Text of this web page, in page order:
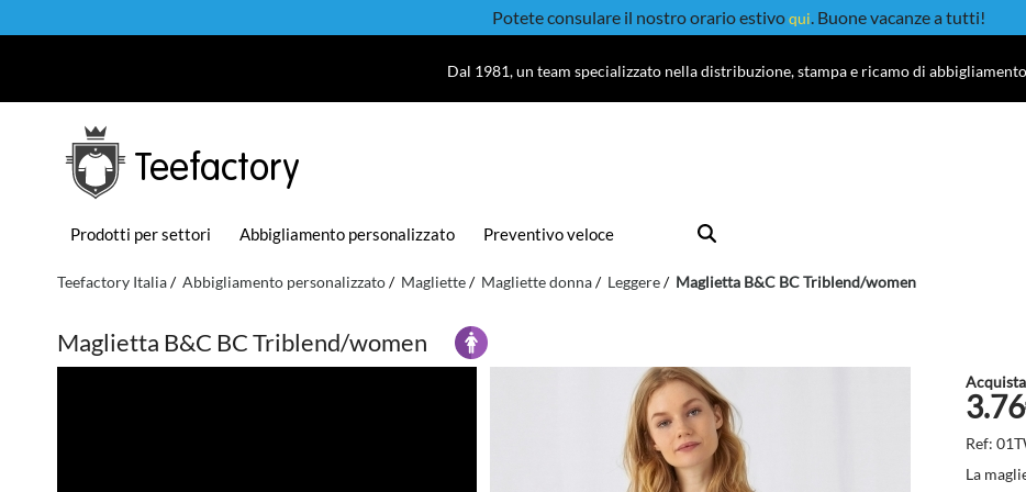
Potete consulare il nostro orario estivoqui. Buone vacanze a tutti!
Dal 1981, un team specializzato nella distribuzione, stampa e ricamo di
Teefactory
Prodotti per settori Abbigliamento personalizzato Preventivo veloce
Teefactory Italia Abbigliamento personalizzato Magliette Magliette donna Leggere Maglietta B&C BC Triblend/women
Maglietta B&C BC Triblend/women
Ref:
La